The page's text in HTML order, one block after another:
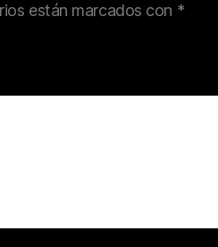
están marcados con *